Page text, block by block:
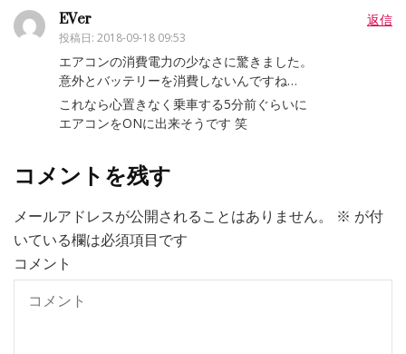
EVer
投稿日: 2018-09-18 09:53
返信
エアコンの消費電力の少なさに驚きました。
意外とバッテリーを消費しないんですね…
これなら心置きなく乗車する5分前ぐらいに
エアコンをONに出来そうです 笑
コメントを残す
メールアドレスが公開されることはありません。 ※ が付
いている欄は必須項目です
コメント